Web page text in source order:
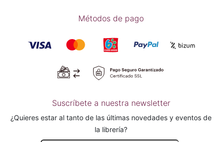
Métodos de pago
Suscríbete a nuestra newsletter
¿Quieres estar al tanto de las últimas novedades y eventos de
la librería?